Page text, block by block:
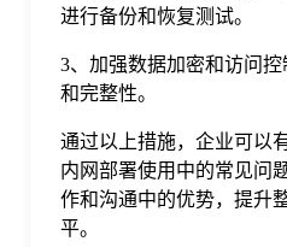
进行备份和恢复测试。
3、加强数据加密和访问
和完整性。
通过以上措施，企业可以
内网部署使用中的常见问
作和沟通中的优势，提升
平。